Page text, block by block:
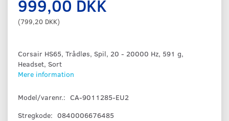
999,00 DKK
(799,20 DKK)
Corsair HS65, Trådløs, Spil, 20 - 20000 Hz, 591 g,
Headset, Sort
Mere information
Model/varenr.: CA-9011285-EU2
Stregkode: 0840006676485